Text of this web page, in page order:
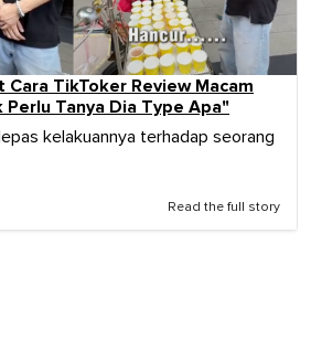
Cara TikToker Review Macam
Tanya Dia Type Apa"
kelakuannya terhadap seorang
Read the full story